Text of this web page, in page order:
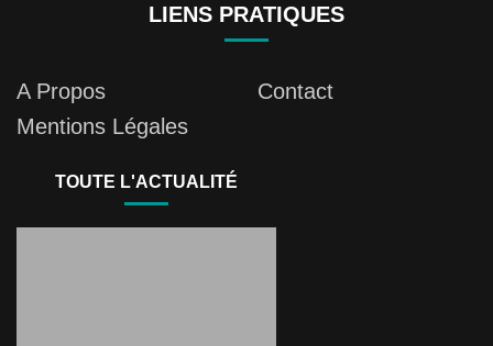
LIENS PRATIQUES
A Propos
Contact
Mentions Légales
TOUTE L'ACTUALITÉ